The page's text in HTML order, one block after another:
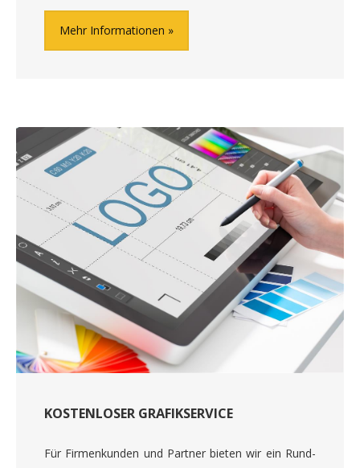
Mehr Informationen
KOSTENLOSER GRAFIKSERVICE
Für Firmenkunden und Partner bieten wir ein Rund-